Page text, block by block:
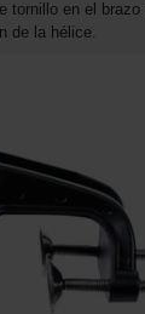
tornillo en el
de la hélice.